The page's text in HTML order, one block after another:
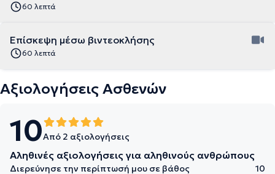
60 λεπτά
Επίσκεψη μέσω βιντεοκλήσης
60 λεπτά
Αξιολογήσεις Ασθενών
10Από 2 αξιολογήσεις
Αληθινές αξιολογήσεις για αληθινούς ανθρώπους
Διερεύνησε την περίπτωσή μου σε βάθος 10